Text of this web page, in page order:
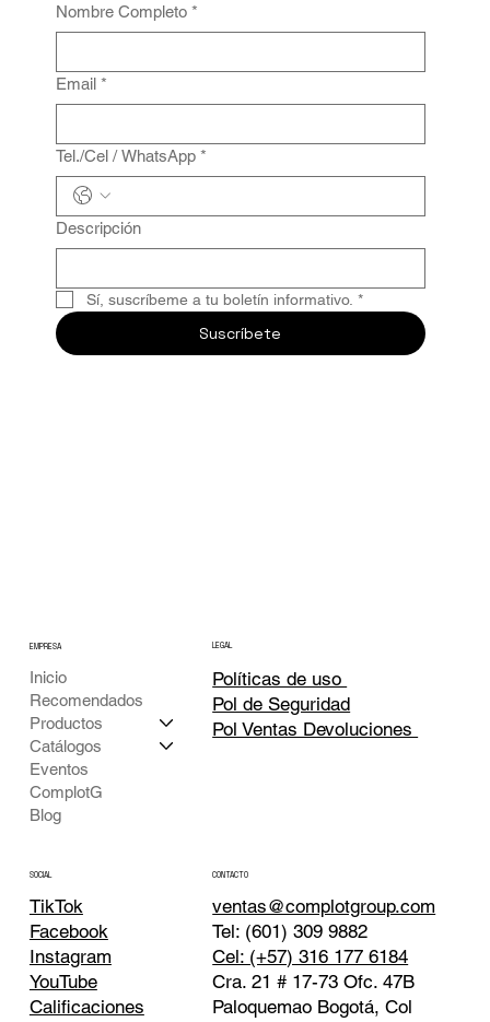
Nombre Completo *
Email *
Tel./Cel / WhatsApp *
Descripción
Sí, suscríbeme a tu boletín informativo. *
Suscríbete
EMPRESA
Inicio
Recomendados
Productos
Catálogos
Eventos
ComplotG
Blog
LEGAL
Políticas de uso
Pol de Seguridad
Pol Ventas Devoluciones
SOCIAL
TikTok
Facebook
Instagram
YouTube
Calificaciones
CONTACTO
ventas@complotgroup.com
Tel: (601) 309 9882
Cel: (+57) 316 177 6184
Cra. 21 # 17-73 Ofc. 47B
Paloquemao Bogotá, Col